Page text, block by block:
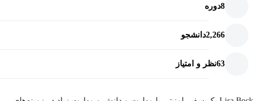
8دوره
2,266دانشجو
63نظر و امتیاز